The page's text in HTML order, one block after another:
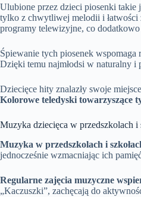
Ulubione przez dzieci piosenki takie
tylko z chwytliwej melodii i łatwości
programy telewizyjne, co
Śpiewanie tych piosenek
Dzięki temu najmłodsi w naturalny i
Dziecięce hity znalazły swoje
Kolorowe teledyski towarzyszące
Muzyka dziecięca w przedszkolach i
Muzyka w przedszkolach i
jednocześnie wzmacniając ich
Regularne zajęcia muzyczne
„Kaczuszki”, zachęcają do